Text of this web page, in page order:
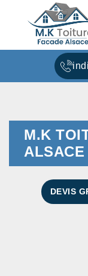
M.K
ALSACE
DEVIS